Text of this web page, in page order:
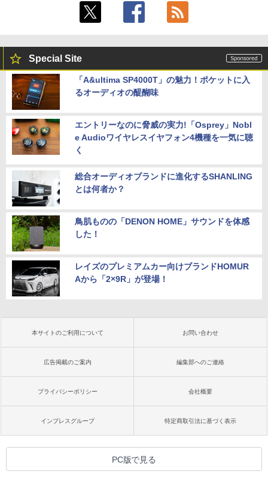
Special Site
「A&ultima SP4000T」の魅力！ポケットに入
るオーディオの醍醐味
エントリーなのに脅威の実力!「Osprey」Nobl
e Audioワイヤレスイヤフォン4機種を一気に聴
く
総合オーディオブランドに進化するSHANLING
とは何者か？
鳥肌ものの「DENON HOME」サウンドを体感
した！
レイズのプレミアムカー向けブランドHOMUR
Aから「2×9R」が登場！
本サイトのご利用について お問い合わせ
広告掲載のご案内 編集部へのご連絡
プライバシーポリシー 会社概要
インプレスグループ 特定商取引法に基づく表示
PC版で見る